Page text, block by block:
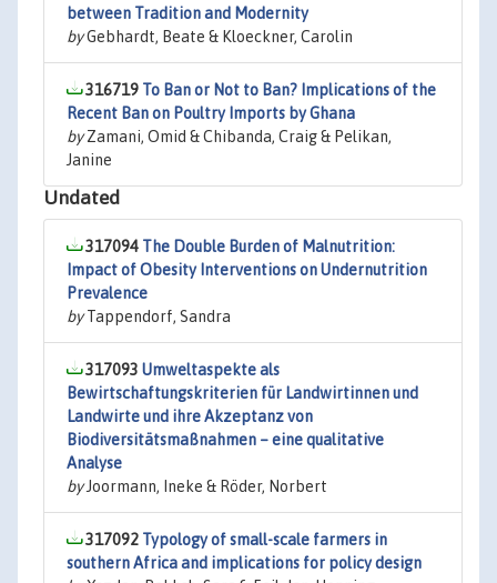
between Tradition and Modernity
byGebhardt, Beate & Kloeckner, Carolin
316719 To Ban or Not to Ban? Implications of the
Recent Ban on Poultry Imports by Ghana
byZamani, Omid & Chibanda, Craig & Pelikan,
Janine
Undated
317094 The Double Burden of Malnutrition:
Impact of Obesity Interventions on Undernutrition
Prevalence
byTappendorf, Sandra
317093 Umweltaspekte als
Bewirtschaftungskriterien für Landwirtinnen und
Landwirte und ihre Akzeptanz von
Biodiversitätsmaßnahmen – eine qualitative
Analyse
byJoormann, Ineke & Röder, Norbert
317092 Typology of small-scale farmers in
southern Africa and implications for policy design